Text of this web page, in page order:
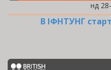
нд
В ІФНТУНГ